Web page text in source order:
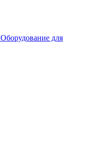
Оборудование для